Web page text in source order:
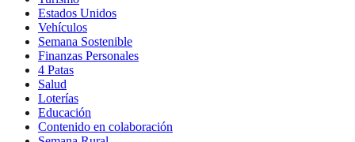
Estados Unidos
Vehículos
Semana Sostenible
Finanzas Personales
4 Patas
Salud
Loterías
Educación
Contenido en colaboración